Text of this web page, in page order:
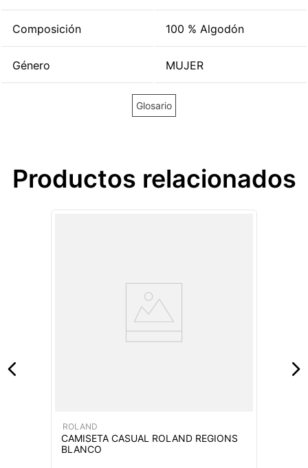
Composición 100 % Algodón
Género MUJER
Glosario
Productos relacionados
ROLAND
CAMISETA CASUAL ROLAND REGIONS
BLANCO